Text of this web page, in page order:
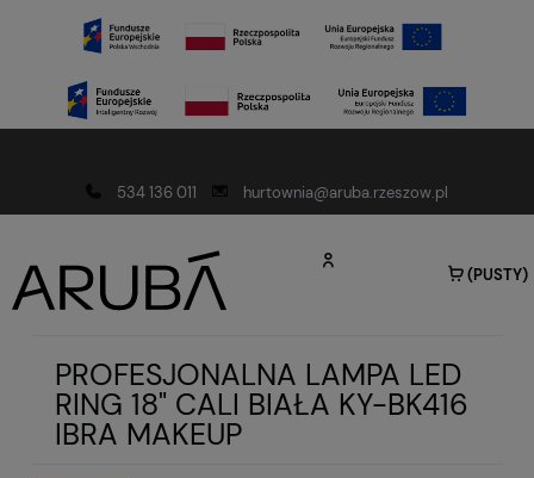
534 136 011
hurtownia@aruba.rzeszow.pl
(PUSTY)
PROFESJONALNA LAMPA LED
RING 18" CALI BIAŁA KY-BK416
IBRA MAKEUP